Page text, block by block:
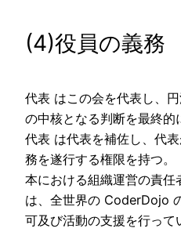
(4)役員の義務
代表 はこの会を代表し、
の中核となる判断を最終
代表 は代表を補佐し、代
務を遂行する権限を持つ。
本における組織運営の責
は、全世界の CoderDojo
可及び活動の支援を行っ